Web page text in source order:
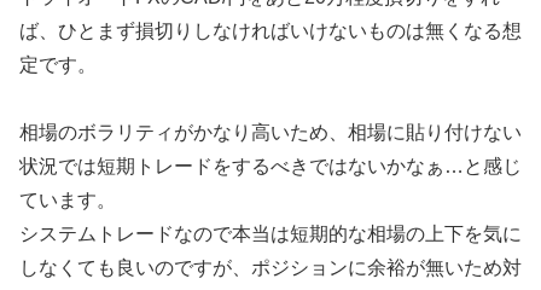
ば、ひとまず損切りしなければいけないものは無くなる想
定です。
相場のボラリティがかなり高いため、相場に貼り付けない
状況では短期トレードをするべきではないかなぁ…と感じ
ています。
システムトレードなので本当は短期的な相場の上下を気に
しなくても良いのですが、ポジションに余裕が無いため対